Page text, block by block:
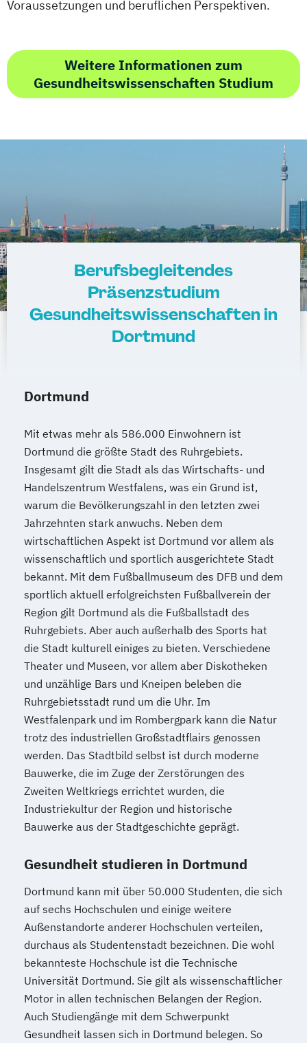
Voraussetzungen und beruflichen Perspektiven.
Weitere Informationen zum
Gesundheitswissenschaften Studium
Berufsbegleitendes
Präsenzstudium
Gesundheitswissenschaften in
Dortmund
Dortmund
Mit etwas mehr als 586.000 Einwohnern ist
Dortmund die größte Stadt des Ruhrgebiets.
Insgesamt gilt die Stadt als das Wirtschafts- und
Handelszentrum Westfalens, was ein Grund ist,
warum die Bevölkerungszahl in den letzten zwei
Jahrzehnten stark anwuchs. Neben dem
wirtschaftlichen Aspekt ist Dortmund vor allem als
wissenschaftlich und sportlich ausgerichtete Stadt
bekannt. Mit dem Fußballmuseum des DFB und dem
sportlich aktuell erfolgreichsten Fußballverein der
Region gilt Dortmund als die Fußballstadt des
Ruhrgebiets. Aber auch außerhalb des Sports hat
die Stadt kulturell einiges zu bieten. Verschiedene
Theater und Museen, vor allem aber Diskotheken
und unzählige Bars und Kneipen beleben die
Ruhrgebietsstadt rund um die Uhr. Im
Westfalenpark und im Rombergpark kann die Natur
trotz des industriellen Großstadtflairs genossen
werden. Das Stadtbild selbst ist durch moderne
Bauwerke, die im Zuge der Zerstörungen des
Zweiten Weltkriegs errichtet wurden, die
Industriekultur der Region und historische
Bauwerke aus der Stadtgeschichte geprägt.
Gesundheit studieren in Dortmund
Dortmund kann mit über 50.000 Studenten, die sich
auf sechs Hochschulen und einige weitere
Außenstandorte anderer Hochschulen verteilen,
durchaus als Studentenstadt bezeichnen. Die wohl
bekannteste Hochschule ist die Technische
Universität Dortmund. Sie gilt als wissenschaftlicher
Motor in allen technischen Belangen der Region.
Auch Studiengänge mit dem Schwerpunkt
Gesundheit lassen sich in Dortmund belegen. So